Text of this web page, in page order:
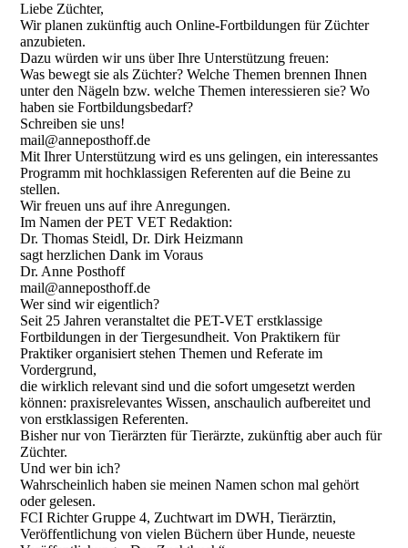
Liebe Züchter,
Wir planen zukünftig auch Online-Fortbildungen für Züchter
anzubieten.
Dazu würden wir uns über Ihre Unterstützung freuen:
Was bewegt sie als Züchter? Welche Themen brennen Ihnen
unter den Nägeln bzw. welche Themen interessieren sie? Wo
haben sie Fortbildungsbedarf?
Schreiben sie uns!
mail@anneposthoff.de
Mit Ihrer Unterstützung wird es uns gelingen, ein interessantes
Programm mit hochklassigen Referenten auf die Beine zu
stellen.
Wir freuen uns auf ihre Anregungen.
Im Namen der PET VET Redaktion:
Dr. Thomas Steidl, Dr. Dirk Heizmann
sagt herzlichen Dank im Voraus
Dr. Anne Posthoff
mail@anneposthoff.de
Wer sind wir eigentlich?
Seit 25 Jahren veranstaltet die PET-VET erstklassige
Fortbildungen in der Tiergesundheit. Von Praktikern für
Praktiker organisiert stehen Themen und Referate im
Vordergrund,
die wirklich relevant sind und die sofort umgesetzt werden
können: praxisrelevantes Wissen, anschaulich aufbereitet und
von erstklassigen Referenten.
Bisher nur von Tierärzten für Tierärzte, zukünftig aber auch für
Züchter.
Und wer bin ich?
Wahrscheinlich haben sie meinen Namen schon mal gehört
oder gelesen.
FCI Richter Gruppe 4, Zuchtwart im DWH, Tierärztin,
Veröffentlichung von vielen Büchern über Hunde, neueste